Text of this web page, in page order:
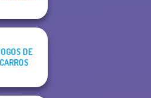
DE
CARROS